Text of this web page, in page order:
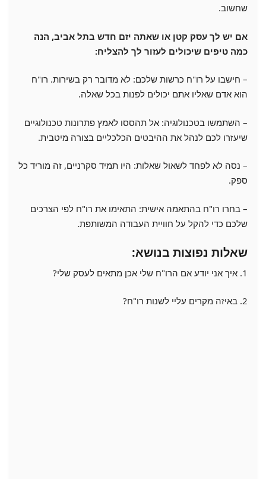
שחשוב.
אם יש לך עסק קטן או שאתה יזם חדש בתל אביב, הנה
כמה טיפים שיכולים לעזור לך להצליח:
– חישבו על רו"ח כרשות שלכם: לא מדובר רק בשירות. רו"ח
הוא אדם שאליו אתם יכולים לפנות בכל שאלה.
– השתמשו בטכנולוגיה: אל תהססו לאמץ פתרונות טכנולוגיים
שיעזרו לכם לנהל את ההיבטים הכלכליים בצורה מיטבית.
– נסה לא לפחד לשאול שאלות: היו תמיד סקרניים, זה מוריד כל
ספק.
– בחרו רו"ח בהתאמה אישית: התאימו את רו"ח לפי הצרכים
שלכם כדי להקל על חוויית העבודה המשותפת.
שאלות נפוצות בנושא:
1. איך אני יודע אם הרו"ח שלי אכן מתאים לעסק שלי?
2. באיזה מקרים עליי לשנות רו"ח?